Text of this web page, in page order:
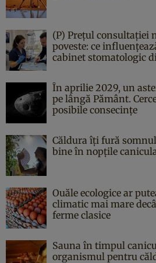
(P) Prețul consultației
poveste: ce
cabinet stomatologic
În aprilie 2029, un
pe lângă Pământ.
posibile consecințe
Căldura îți fură
bine în nopțile
Ouăle ecologice ar
climatic mai mare
ferme clasice
Sauna în timpul
organismul pentru